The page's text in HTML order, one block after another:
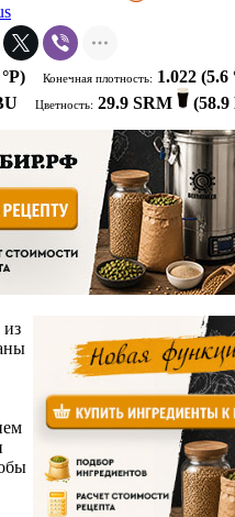
Конечная плотность: 1.022 (5.6
Цветность: 29.9 SRM (